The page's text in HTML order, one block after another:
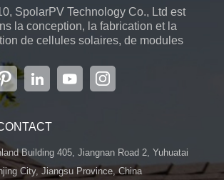
SpolarPV Technology Co., Ltd est
la conception, la fabrication et la
de cellules solaires, de modules
d'énergie solaire. L'entreprise,
de la province du Jiangsu, à
sur 6 000 m2, dispose de
avancés...
Building 405, Jiangnan Road 2, Yuhuatai
City, Jiangsu Province, China